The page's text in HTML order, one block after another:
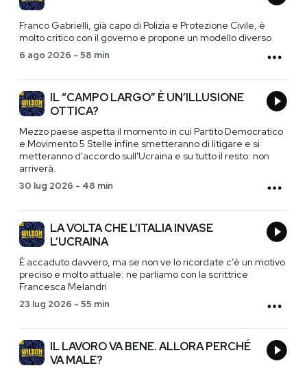
Franco Gabrielli, già capo di Polizia e Protezione Civile, è
molto critico con il governo e propone un modello diverso
6 ago 2026 - 58 min
IL “CAMPO LARGO” È UN’ILLUSIONE
OTTICA?
Mezzo paese aspetta il momento in cui Partito Democratico
e Movimento 5 Stelle infine smetteranno di litigare e si
metteranno d'accordo sull'Ucraina e su tutto il resto: non
arriverà.
30 lug 2026 - 48 min
LA VOLTA CHE L’ITALIA INVASE
L’UCRAINA
È accaduto davvero, ma se non ve lo ricordate c’è un motivo
preciso e molto attuale: ne parliamo con la scrittrice
Francesca Melandri
23 lug 2026 - 55 min
IL LAVORO VA BENE. ALLORA PERCHÉ
VA MALE?